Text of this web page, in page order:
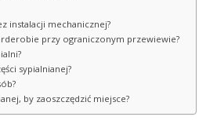
instalacji mechanicznej?
przy ograniczonym przewiewie?
sypialnianej?
by zaoszczędzić miejsce?